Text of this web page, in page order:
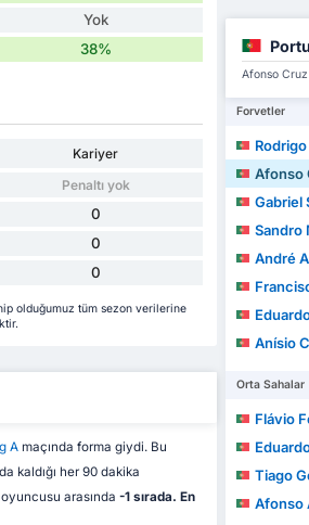
Yok
38%
Kariyer
Penaltı yok
0
0
0
olduğumuz tüm sezon verilerine
Amaçında forma giydi. Bu
kaldığı her 90 dakika
arasında -1 sırada. En
Afonso
Forvetler
Rodrigo
Afonso
Gabriel
Sandro
André
Francisco
Eduardo
Anísio
Orta Sahalar
Flávio
Eduardo Manuel
Tiago
Afonso